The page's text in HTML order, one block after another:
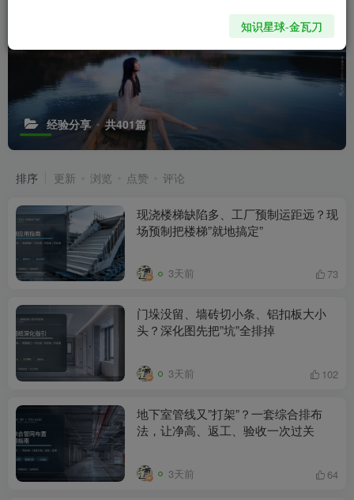
经验分享 共401篇
排序 更新 浏览 点赞 评论
现浇楼梯缺陷多、工厂预制运距远？现
场预制把楼梯”就地搞定”
3天前 73
门垛没留、墙砖切小条、铝扣板大小
头？深化图先把”坑”全排掉
3天前 102
地下室管线又”打架”？一套综合排布
法，让净高、返工、验收一次过关
3天前 64
知识星球-金瓦刀